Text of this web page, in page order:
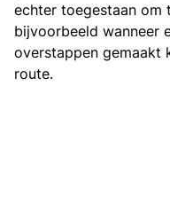
echter toegestaan om
bijvoorbeeld wanneer
overstappen gemaakt
route.